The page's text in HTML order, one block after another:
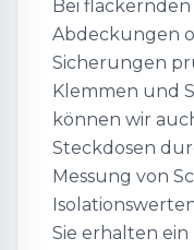
Bei
Abdeckungen
Sicherungen
Klemmen und
können wir
Steckdosen
Messung von
Sie erhalten ein